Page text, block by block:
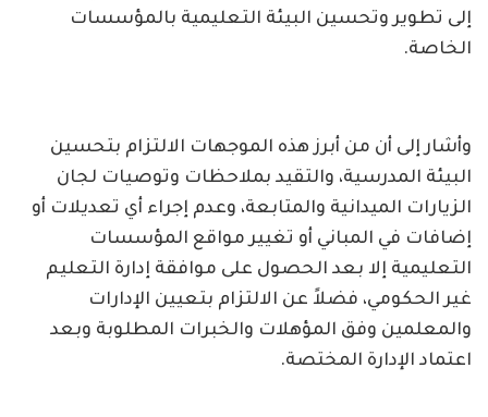
إلى تطوير وتحسين البيئة التعليمية بالمؤسسات
الخاصة.
وأشار إلى أن من أبرز هذه الموجهات الالتزام بتحسين
البيئة المدرسية، والتقيد بملاحظات وتوصيات لجان
الزيارات الميدانية والمتابعة، وعدم إجراء أي تعديلات أو
إضافات في المباني أو تغيير مواقع المؤسسات
التعليمية إلا بعد الحصول على موافقة إدارة التعليم
غير الحكومي، فضلاً عن الالتزام بتعيين الإدارات
والمعلمين وفق المؤهلات والخبرات المطلوبة وبعد
اعتماد الإدارة المختصة.